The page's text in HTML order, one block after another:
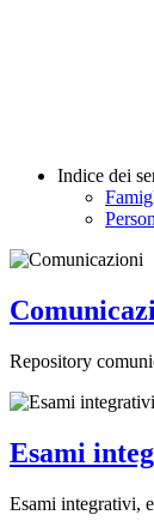
Indice dei
Repository
Esami
Esami integrativi,